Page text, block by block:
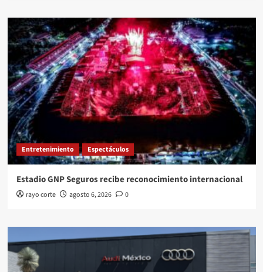
Entretenimiento Espectáculos
Estadio GNP Seguros recibe reconocimiento internacional
rayo corte agosto 6, 2026 0